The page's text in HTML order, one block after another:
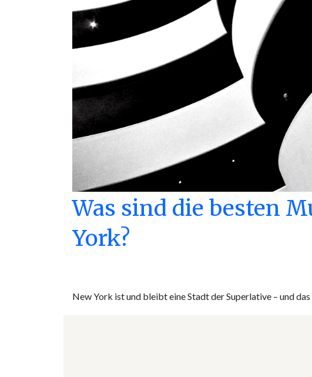
Was sind die besten
York?
New York ist und bleibt eine Stadt der Superlative – und